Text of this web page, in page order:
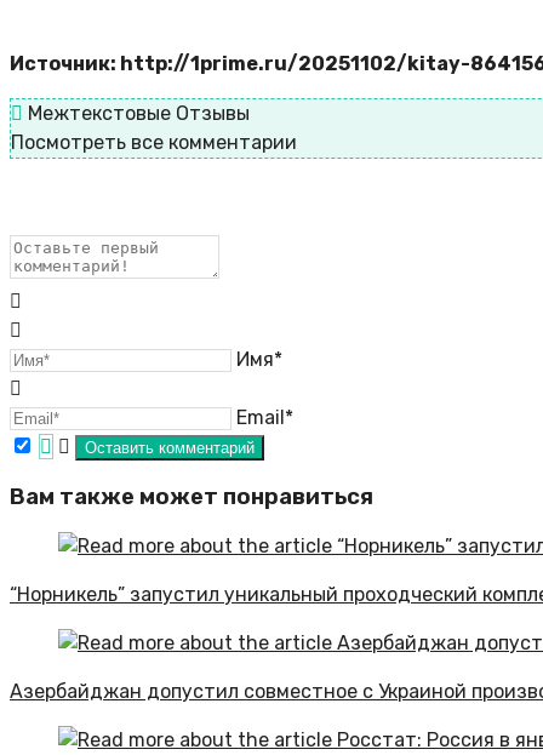
Источник: http://1prime.ru/20251102/kitay-
Межтекстовые Отзывы
Посмотреть все комментарии
Имя*
Email*
Вам также может понравиться
“Норникель” запустил уникальный проходческий
Азербайджан допустил совместное с Украиной